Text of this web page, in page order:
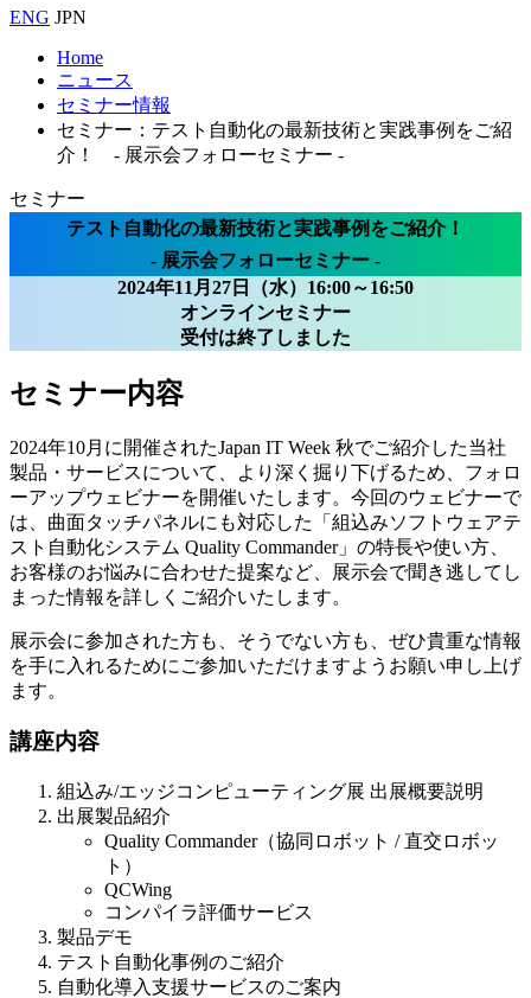
ENG JPN
Home
ニュース
セミナー情報
セミナー：テスト自動化の最新技術と実践事例をご紹
介！ - 展示会フォローセミナー -
セミナー
テスト自動化の最新技術と実践事例をご紹介！
- 展示会フォローセミナー -
2024年11月27日（水）16:00～16:50
オンラインセミナー
受付は終了しました
セミナー内容
2024年10月に開催されたJapan IT Week 秋でご紹介した当社
製品・サービスについて、より深く掘り下げるため、フォロ
ーアップウェビナーを開催いたします。今回のウェビナーで
は、曲面タッチパネルにも対応した「組込みソフトウェアテ
スト自動化システム Quality Commander」の特長や使い方、
お客様のお悩みに合わせた提案など、展示会で聞き逃してし
まった情報を詳しくご紹介いたします。
展示会に参加された方も、そうでない方も、ぜひ貴重な情報
を手に入れるためにご参加いただけますようお願い申し上げ
ます。
講座内容
組込み/エッジコンピューティング展 出展概要説明
出展製品紹介
Quality Commander（協同ロボット / 直交ロボッ
ト）
QCWing
コンパイラ評価サービス
製品デモ
テスト自動化事例のご紹介
自動化導入支援サービスのご案内